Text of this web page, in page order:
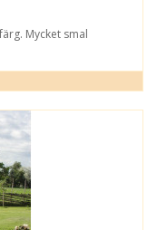
Mycket smal